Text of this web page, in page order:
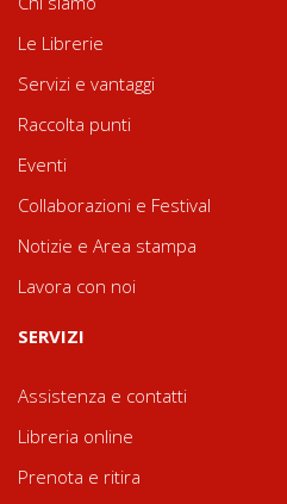
Le Librerie
Servizi e vantaggi
Raccolta punti
Eventi
Collaborazioni e Festival
Notizie e Area stampa
Lavora con noi
SERVIZI
Assistenza e contatti
Libreria online
Prenota e ritira